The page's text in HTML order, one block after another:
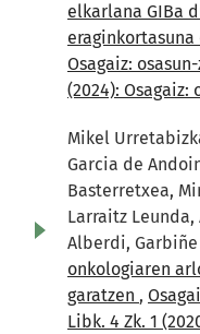
elkarlana GIBa
Osagaiz:
(2024):
Mikel
Garcia de
Basterretxea,
Larraitz
Alberdi, Garbiñe
onkologiaren
garatzen ,
Libk. 4 Zk. 1